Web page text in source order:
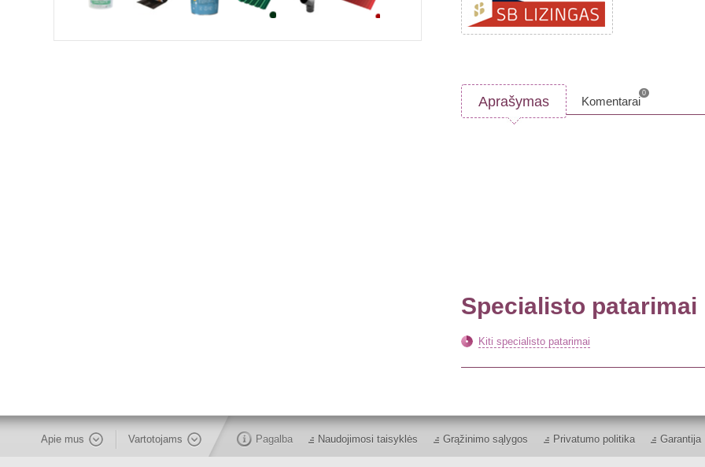
Aprašymas Komentarai
0
Specialisto patarimai
Kiti specialisto patarimai
Apie mus Vartotojams Pagalba Naudojimosi taisyklės Grąžinimo sąlygos Privatumo politika Garantija